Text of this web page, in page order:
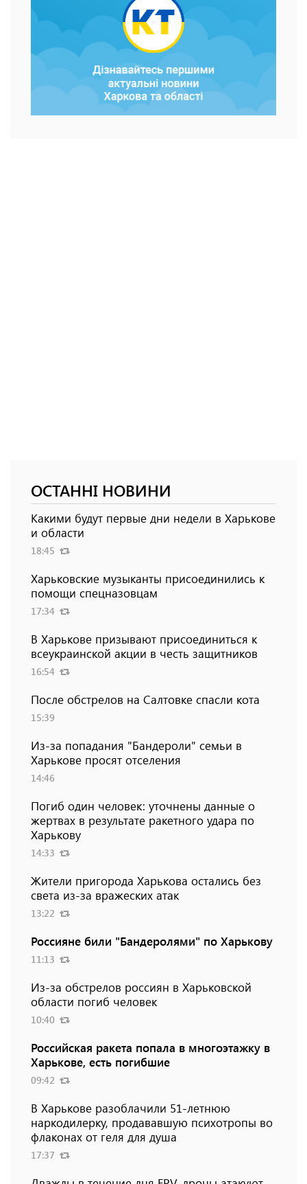
ОСТАННІ НОВИНИ
Какими будут первые дни недели в Харькове
и области
18:45
Харьковские музыканты присоединились к
помощи спецназовцам
17:34
В Харькове призывают присоединиться к
всеукраинской акции в честь защитников
16:54
После обстрелов на Салтовке спасли кота
15:39
Из-за попадания "Бандероли" семьи в
Харькове просят отселения
14:46
Погиб один человек: уточнены данные о
жертвах в результате ракетного удара по
Харькову
14:33
Жители пригорода Харькова остались без
света из-за вражеских атак
13:22
Россияне били "Бандеролями" по Харькову
11:13
Из-за обстрелов россиян в Харьковской
области погиб человек
10:40
Российская ракета попала в многоэтажку в
Харькове, есть погибшие
09:42
В Харькове разоблачили 51-летнюю
наркодилерку, продававшую психотропы во
флаконах от геля для душа
17:37